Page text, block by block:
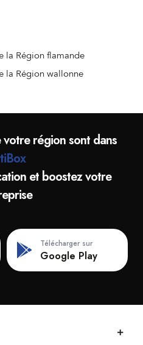
la Région flamande
la Région wallonne
votre région sont dans
et boostez votre
Télécharger sur
Google Play